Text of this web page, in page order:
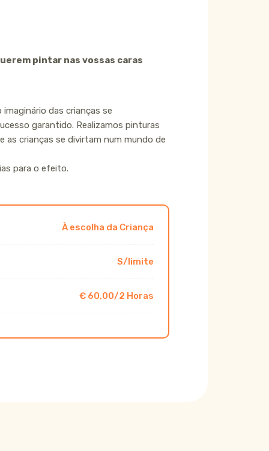
pintar nas vossas caras
das crianças se
garantido. Realizamos pinturas
as crianças se divirtam num mundo de
para o efeito.
À escolha da Criança
S/limite
€ 60,00/2 Horas